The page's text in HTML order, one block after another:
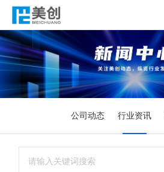
公司动态 行业资讯